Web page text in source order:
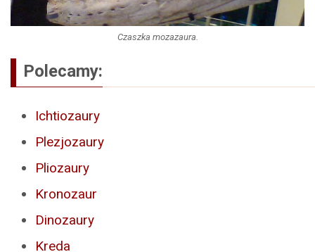
Czaszka mozazaura.
Polecamy:
Ichtiozaury
Plezjozaury
Pliozaury
Kronozaur
Dinozaury
Kreda